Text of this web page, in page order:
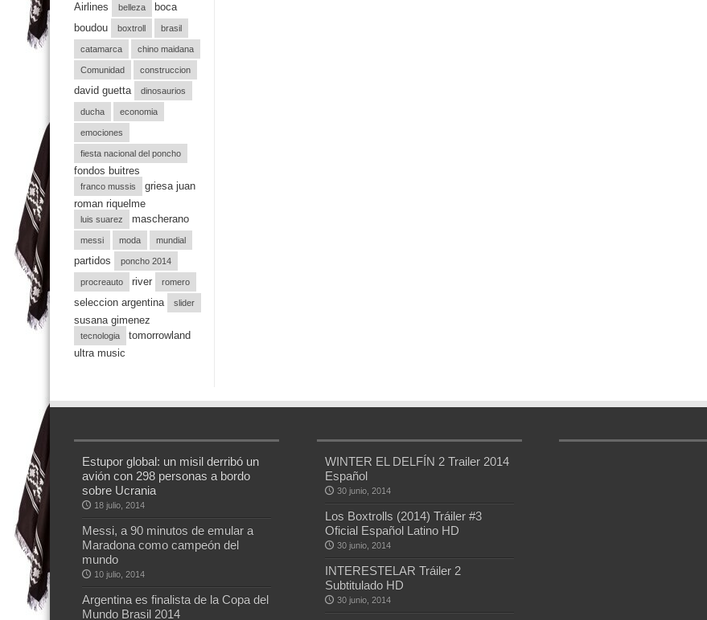
Airlines
belleza
boca
boudou
boxtroll brasil
catamarca chino maidana
Comunidad construccion
david guetta dinosaurios
ducha economia
emociones
fiesta nacional del poncho
fondos buitres
franco mussis
griesa juan
roman riquelme
luis suarez mascherano
messi moda mundial
partidos poncho 2014
procreauto river romero
seleccion argentina slider
susana gimenez
tecnologia
tomorrowland
ultra music
Estupor global: un misil derribó un
avión con 298 personas a bordo
sobre Ucrania
18 julio, 2014
Messi, a 90 minutos de emular a
Maradona como campeón del
mundo
10 julio, 2014
Argentina es finalista de la Copa del
Mundo Brasil 2014
WINTER EL DELFÍN 2 Trailer 2014
Español
30 junio, 2014
Los Boxtrolls (2014) Tráiler #3
Oficial Español Latino HD
30 junio, 2014
INTERESTELAR Tráiler 2
Subtitulado HD
30 junio, 2014